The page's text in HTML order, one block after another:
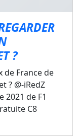
?
de France de
? @-iRedZ
2021 de F1
C8